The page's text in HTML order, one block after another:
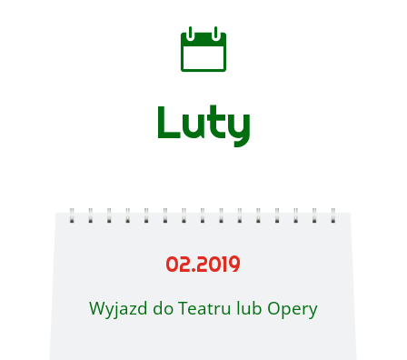

Luty
02.2019
Wyjazd do Teatru lub Opery